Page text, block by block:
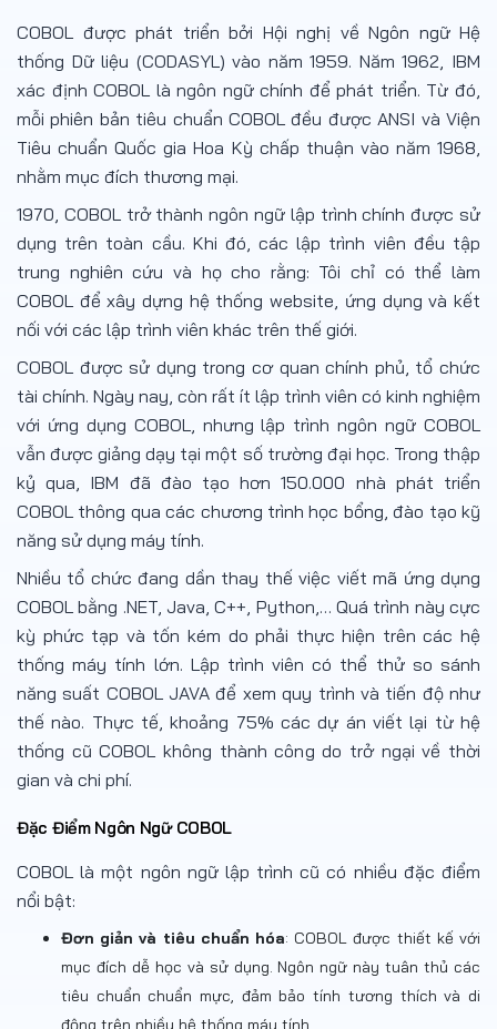
COBOL được phát triển bởi Hội nghị về Ngôn ngữ Hệ
thống Dữ liệu (CODASYL) vào năm 1959. Năm 1962, IBM
xác định COBOL là ngôn ngữ chính để phát triển. Từ đó,
mỗi phiên bản tiêu chuẩn COBOL đều được ANSI và Viện
Tiêu chuẩn Quốc gia Hoa Kỳ chấp thuận vào năm 1968,
nhằm mục đích thương mại.
1970, COBOL trở thành ngôn ngữ lập trình chính được sử
dụng trên toàn cầu. Khi đó, các lập trình viên đều tập
trung nghiên cứu và họ cho rằng: Tôi chỉ có thể làm
COBOL để xây dựng hệ thống website, ứng dụng và kết
nối với các lập trình viên khác trên thế giới.
COBOL được sử dụng trong cơ quan chính phủ, tổ chức
tài chính. Ngày nay, còn rất ít lập trình viên có kinh nghiệm
với ứng dụng COBOL, nhưng lập trình ngôn ngữ COBOL
vẫn được giảng dạy tại một số trường đại học. Trong thập
kỷ qua, IBM đã đào tạo hơn 150.000 nhà phát triển
COBOL thông qua các chương trình học bổng, đào tạo kỹ
năng sử dụng máy tính.
Nhiều tổ chức đang dần thay thế việc viết mã ứng dụng
COBOL bằng .NET, Java, C++, Python,… Quá trình này cực
kỳ phức tạp và tốn kém do phải thực hiện trên các hệ
thống máy tính lớn. Lập trình viên có thể thử so sánh
năng suất COBOL JAVA để xem quy trình và tiến độ như
thế nào. Thực tế, khoảng 75% các dự án viết lại từ hệ
thống cũ COBOL không thành công do trở ngại về thời
gian và chi phí.
Đặc Điểm Ngôn Ngữ COBOL
COBOL là một ngôn ngữ lập trình cũ có nhiều đặc điểm
nổi bật:
Đơn giản và tiêu chuẩn hóa: COBOL được thiết kế với
mục đích dễ học và sử dụng. Ngôn ngữ này tuân thủ các
tiêu chuẩn chuẩn mực, đảm bảo tính tương thích và di
động trên nhiều hệ thống máy tính.